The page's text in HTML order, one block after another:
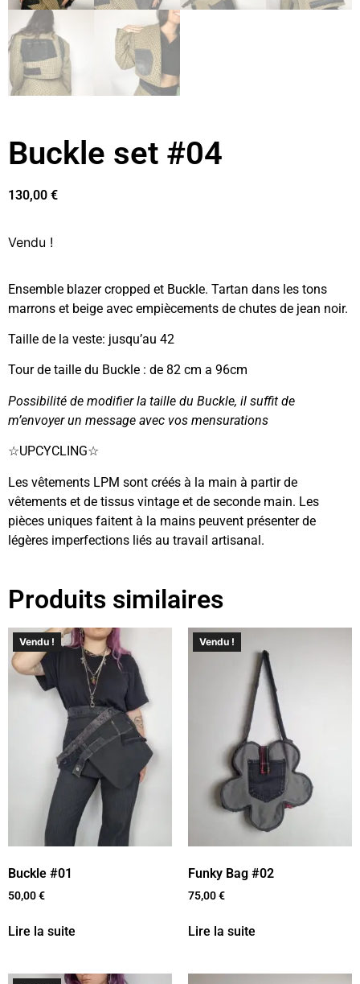
Buckle set #04
130,00 €
Vendu !
Ensemble blazer cropped et Buckle. Tartan dans les tons
marrons et beige avec empiècements de chutes de jean noir.
Taille de la veste: jusqu’au 42
Tour de taille du Buckle : de 82 cm a 96cm
Possibilité de modifier la taille du Buckle, il suffit de
m’envoyer un message avec vos mensurations
☆UPCYCLING☆
Les vêtements LPM sont créés à la main à partir de
vêtements et de tissus vintage et de seconde main. Les
pièces uniques faitent à la mains peuvent présenter de
légères imperfections liés au travail artisanal.
Produits similaires
Vendu !
Buckle #01
50,00€
Lire la suite
Vendu !
Funky Bag #02
75,00€
Lire la suite